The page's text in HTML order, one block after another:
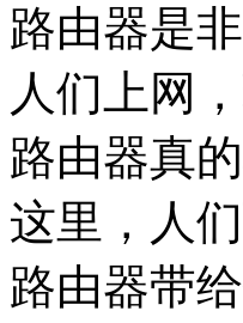
路由器是
人们上网
路由器真
这里，人
路由器带